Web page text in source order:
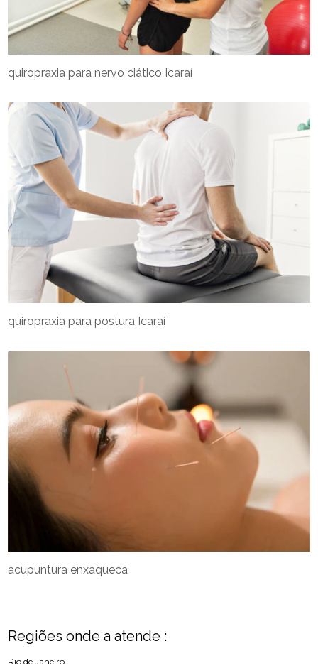
acupuntura enxaqueca
quiropraxia para postura Icaraí
quiropraxia para nervo ciático Icaraí
Regiões onde a atende :
Rio de Janeiro